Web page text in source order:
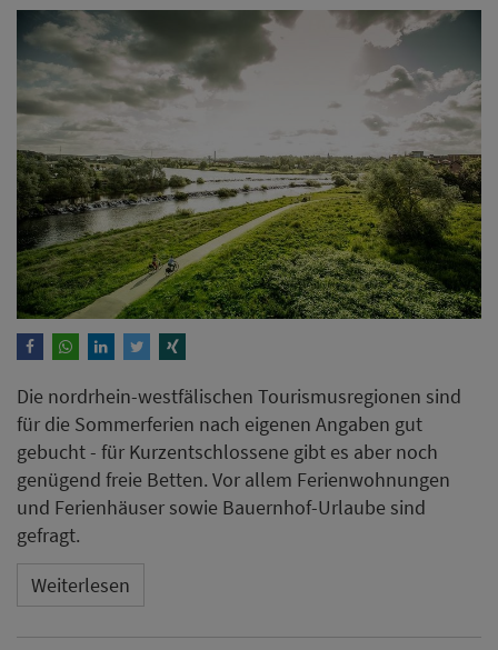
Die nordrhein-westfälischen Tourismusregionen sind
für die Sommerferien nach eigenen Angaben gut
gebucht - für Kurzentschlossene gibt es aber noch
genügend freie Betten. Vor allem Ferienwohnungen
und Ferienhäuser sowie Bauernhof-Urlaube sind
gefragt.
Weiterlesen